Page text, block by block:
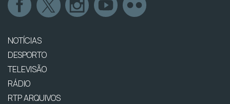
NOTÍCIAS
DESPORTO
TELEVISÃO
RÁDIO
RTP ARQUIVOS